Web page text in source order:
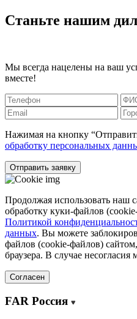
Станьте нашим
Мы всегда нацелены на ваш
вместе!
Нажимая на кнопку
обработку персональных
Отправить заявку
Продолжая использовать наш
обработку куки-файлов
Политикой
данных. Вы можете
файлов (cookie-файлов)
браузера. В случае
Согласен
FAR Россия